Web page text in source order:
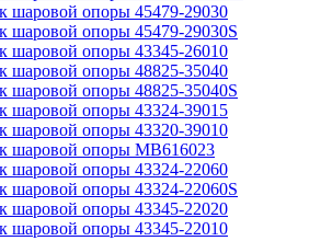
шаровой опоры 45479-29030
шаровой опоры 45479-29030S
шаровой опоры 43345-26010
шаровой опоры 48825-35040
шаровой опоры 48825-35040S
шаровой опоры 43324-39015
шаровой опоры 43320-39010
шаровой опоры MB616023
шаровой опоры 43324-22060
шаровой опоры 43324-22060S
шаровой опоры 43345-22020
шаровой опоры 43345-22010